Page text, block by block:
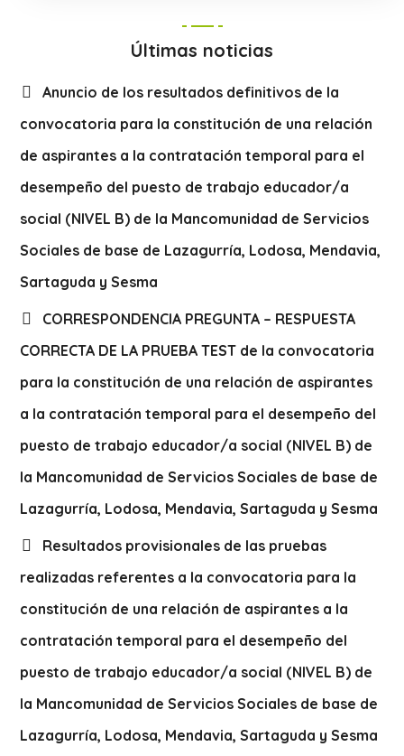
Últimas noticias
Anuncio de los resultados definitivos de la
convocatoria para la constitución de una relación
de aspirantes a la contratación temporal para el
desempeño del puesto de trabajo educador/a
social (NIVEL B) de la Mancomunidad de Servicios
Sociales de base de Lazagurría, Lodosa, Mendavia,
Sartaguda y Sesma
CORRESPONDENCIA PREGUNTA – RESPUESTA
CORRECTA DE LA PRUEBA TEST de la convocatoria
para la constitución de una relación de aspirantes
a la contratación temporal para el desempeño del
puesto de trabajo educador/a social (NIVEL B) de
la Mancomunidad de Servicios Sociales de base de
Lazagurría, Lodosa, Mendavia, Sartaguda y Sesma
Resultados provisionales de las pruebas
realizadas referentes a la convocatoria para la
constitución de una relación de aspirantes a la
contratación temporal para el desempeño del
puesto de trabajo educador/a social (NIVEL B) de
la Mancomunidad de Servicios Sociales de base de
Lazagurría, Lodosa, Mendavia, Sartaguda y Sesma